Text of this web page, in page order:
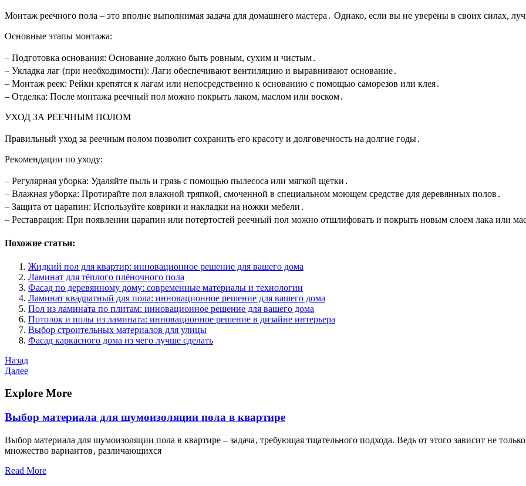
Монтаж реечного пола – это вполне выполнимая задача для домашнего мастера․ Однако, если вы не уверены в своих силах,
Основные этапы монтажа:
– Подготовка основания: Основание должно быть ровным, сухим и чистым․
– Укладка лаг (при необходимости): Лаги обеспечивают вентиляцию и выравнивают основание․
– Монтаж реек: Рейки крепятся к лагам или непосредственно к основанию с помощью саморезов или клея․
– Отделка: После монтажа реечный пол можно покрыть лаком, маслом или воском․
УХОД ЗА РЕЕЧНЫМ ПОЛОМ
Правильный уход за реечным полом позволит сохранить его красоту и долговечность на долгие годы․
Рекомендации по уходу:
– Регулярная уборка: Удаляйте пыль и грязь с помощью пылесоса или мягкой щетки․
– Влажная уборка: Протирайте пол влажной тряпкой, смоченной в специальном моющем средстве для деревянных полов․
– Защита от царапин: Используйте коврики и накладки на ножки мебели․
– Реставрация: При появлении царапин или потертостей реечный пол можно отшлифовать и покрыть новым слоем лака или
Похожие статьи:
Жидкий пол для квартир: инновационное решение для вашего дома
Ламинат для тёплого плёночного пола
Фасад по деревянному дому: современные материалы и технологии
Ламинат квадратный для пола: инновационное решение для вашего дома
Пол из ламината по плитам: инновационное решение для вашего дома
Потолок и полы из ламината: инновационное решение в дизайне интерьера
Выбор строительных материалов для улицы
Фасад каркасного дома из чего лучше сделать
Навигация
по
записям
Предыдущая
запись
Назад
Следующая
Далее
Explore More
Выбор материала для шумоизоляции пола в квартире
Выбор материала для шумоизоляции пола в квартире – задача‚ требующая тщательного подхода. Ведь от этого зависит не
множество вариантов‚ различающихся
Read More